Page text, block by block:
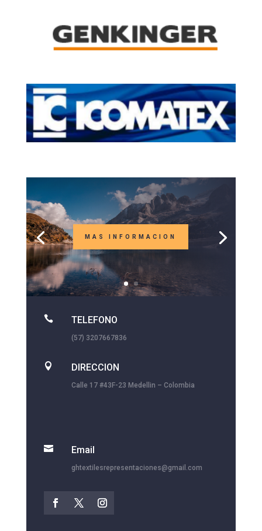
MAS INFORMACION
 TELEFONO
(57) 3207667836
 DIRECCION
Calle 17 #43F-23 Medellin – Colombia
 Email
ghtextilesrepresentaciones@gmail.com